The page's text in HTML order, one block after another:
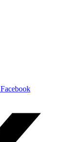
Facebook